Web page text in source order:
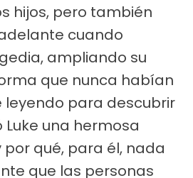
hijos, pero también
cuando
ampliando su
que nunca habían
leyendo para descubrir
una hermosa
qué, para él, nada
que las personas